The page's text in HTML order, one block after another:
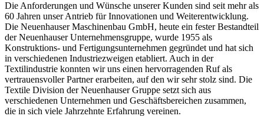
Die Anforderungen und Wünsche unserer Kunden sind seit mehr als
60 Jahren unser Antrieb für Innovationen und Weiterentwicklung.
Die Neuenhauser Maschinenbau GmbH, heute ein fester Bestandteil
der Neuenhauser Unternehmensgruppe, wurde 1955 als
Konstruktions- und Fertigungsunternehmen gegründet und hat sich
in verschiedenen Industriezweigen etabliert. Auch in der
Textilindustrie konnten wir uns einen hervorragenden Ruf als
vertrauensvoller Partner erarbeiten, auf den wir sehr stolz sind. Die
Textile Division der Neuenhauser Gruppe setzt sich aus
verschiedenen Unternehmen und Geschäftsbereichen zusammen,
die in sich viele Jahrzehnte Erfahrung vereinen.